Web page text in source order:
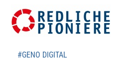
#GENO DIGITAL